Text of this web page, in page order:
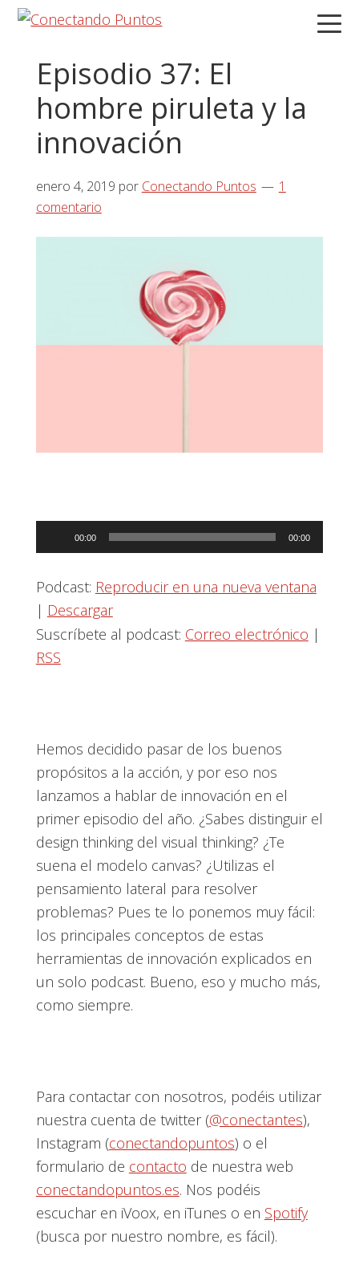
Saltar
navegación
principal
Saltar
principal
Saltar
principal
Episodio 37: El
hombre piruleta y la
innovación
enero 4, 2019 por Conectando Puntos
1
comentario
Reproductor
de
audio
00:00 00:00
Podcast: Reproducir en una nueva ventana
| Descargar
Suscríbete al podcast: Correo electrónico |
RSS
Hemos decidido pasar de los buenos
propósitos a la acción, y por eso nos
lanzamos a hablar de innovación en el
primer episodio del año. ¿Sabes distinguir el
design thinking del visual thinking? ¿Te
suena el modelo canvas? ¿Utilizas el
pensamiento lateral para resolver
problemas? Pues te lo ponemos muy fácil:
los principales conceptos de estas
herramientas de innovación explicados en
un solo podcast. Bueno, eso y mucho más,
como siempre.
Para contactar con nosotros, podéis utilizar
nuestra cuenta de twitter (@conectantes),
Instagram (conectandopuntos) o el
formulario de contacto de nuestra web
conectandopuntos.es. Nos podéis
escuchar en iVoox, en iTunes o en Spotify
(busca por nuestro nombre, es fácil).